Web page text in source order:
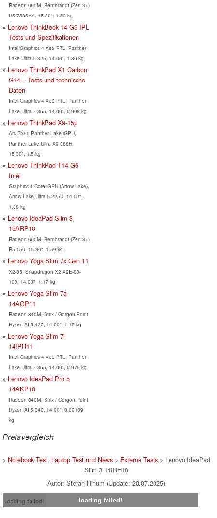
Radeon 660M, Rembrandt (Zen 3+)
R5 7535HS, 15.30", 1.59 kg
Lenovo ThinkBook 14 G9 IPL
Tests und Spezifikationen
Intel Graphics 4 Xe3 PTL, Panther
Lake Ultra 5 325, 14.00", 1.36 kg
Lenovo ThinkPad X1 Carbon
G14 – Tests und technische
Daten
Intel Graphics 4 Xe3 PTL, Panther
Lake Ultra 7 355, 14.00", 0.998 kg
Lenovo ThinkPad X9-15p
Arc B390 Panther Lake iGPU,
Panther Lake Ultra X9 388H,
15.30", 1.5 kg
Lenovo ThinkPad T14 G6
Intel
Graphics 4-Core iGPU (Arrow Lake),
Arrow Lake Ultra 5 225U, 14.00",
1.38 kg
Lenovo IdeaPad Slim 3
15ARP10
Radeon 660M, Rembrandt (Zen 3+)
R5 150, 15.30", 1.59 kg
Lenovo Yoga Slim 7x Gen 11
X2-85, Snapdragon X2 X2E-80-
100, 14.00", 1.17 kg
Lenovo Yoga Slim 7a
14AGP11
Radeon 840M, Strix / Gorgon Point
Ryzen AI 5 430, 14.00", 1.15 kg
Lenovo Yoga Slim 7i
14IPH11
Intel Graphics 4 Xe3 PTL, Panther
Lake Ultra 7 355, 14.00", 0.975 kg
Lenovo IdeaPad Pro 5
14AKP10
Radeon 840M, Strix / Gorgon Point
Ryzen AI 5 340, 14.00", 0.00139
kg
Preisvergleich
> Notebook Test, Laptop Test und News> Externe Tests> Lenovo IdeaPad
Slim 3 14IRH10
Autor: Stefan Hinum (Update: 20.07.2025)
loading failed!
loading failed!